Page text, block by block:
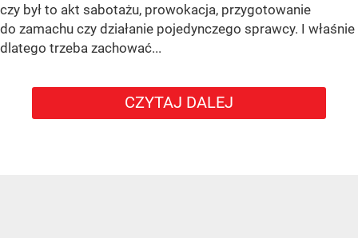
czy był to akt sabotażu, prowokacja, przygotowanie
do zamachu czy działanie pojedynczego sprawcy. I właśnie
dlatego trzeba zachować...
CZYTAJ DALEJ